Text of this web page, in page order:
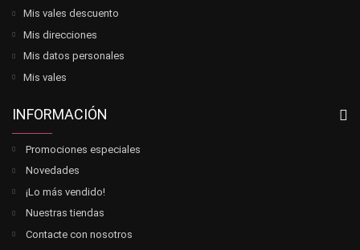
Mis vales descuento
Mis direcciones
Mis datos personales
Mis vales
INFORMACIÓN
Promociones especiales
Novedades
¡Lo más vendido!
Nuestras tiendas
Contacte con nosotros